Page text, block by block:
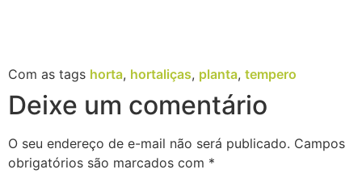
Com as tags horta, hortaliças, planta, tempero
Deixe um comentário
O seu endereço de e-mail não será publicado. Campos
obrigatórios são marcados com *